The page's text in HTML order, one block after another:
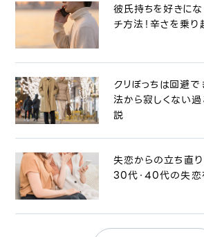
彼氏持ちを好きに
チ方法！辛さを乗
クリぼっちは回避
法から寂しくない
説
失恋からの立ち直
30代・40代の失恋